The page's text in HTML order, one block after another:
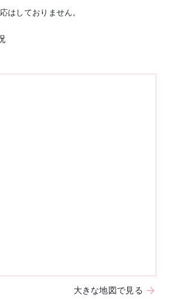
はしておりません。
大きな地図で見る